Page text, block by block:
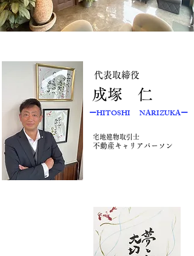
代表取締役
​成塚 仁
​宅地建物取引士
不動産キャリアパーソン
ーHITOSHI NARIZUKAー